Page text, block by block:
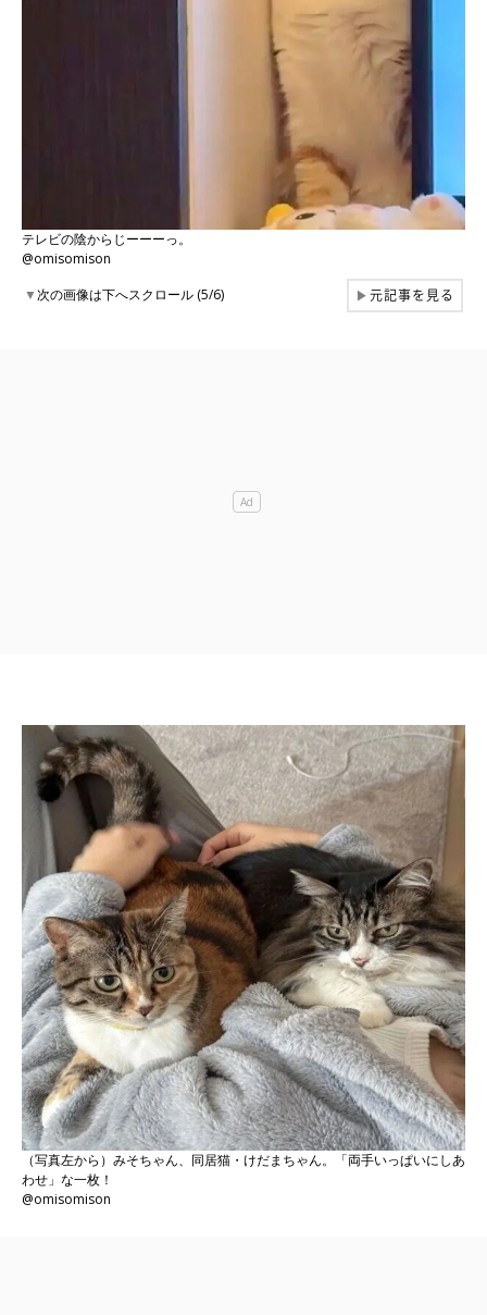
テレビの陰からじーーーっ。
@omisomison
▼次の画像は下へスクロール (5/6) ▶元記事を見る
（写真左から）みそちゃん、同居猫・けだまちゃん。「両手いっぱいにしあ
わせ」な一枚！
@omisomison